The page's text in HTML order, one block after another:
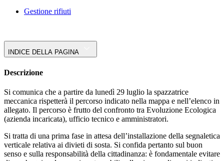
Gestione rifiuti
INDICE DELLA PAGINA
Descrizione
Si comunica che a partire da lunedì 29 luglio la spazzatrice
meccanica rispetterà il percorso indicato nella mappa e nell’elenco in
allegato. Il percorso è frutto del confronto tra Evoluzione Ecologica
(azienda incaricata), ufficio tecnico e amministratori.
Si tratta di una prima fase in attesa dell’installazione della segnaletica
verticale relativa ai divieti di sosta. Si confida pertanto sul buon
senso e sulla responsabilità della cittadinanza: è fondamentale evitare